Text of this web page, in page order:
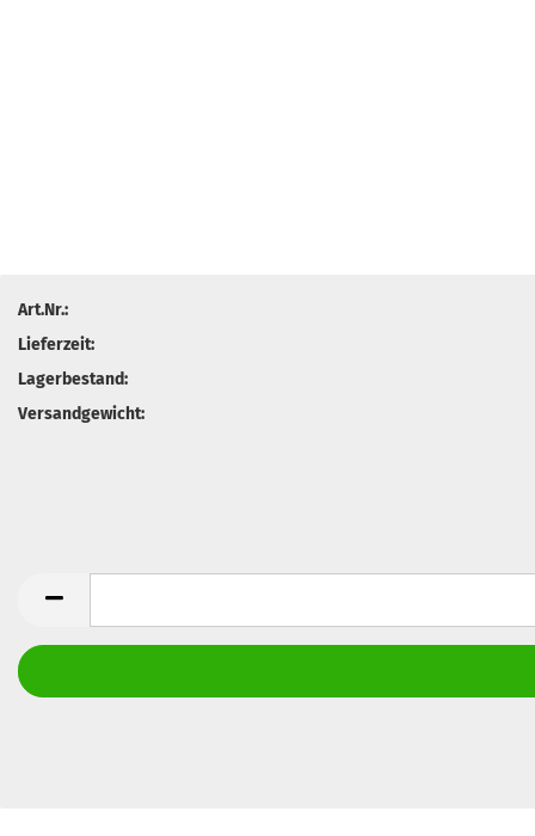
Art.Nr.:
Lieferzeit:
Lagerbestand:
Versandgewicht: